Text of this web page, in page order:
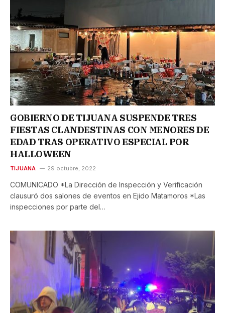
GOBIERNO DE TIJUANA SUSPENDE TRES
FIESTAS CLANDESTINAS CON MENORES DE
EDAD TRAS OPERATIVO ESPECIAL POR
HALLOWEEN
TIJUANA 29 octubre, 2022
COMUNICADO *La Dirección de Inspección y Verificación
clausuró dos salones de eventos en Ejido Matamoros *Las
inspecciones por parte del…